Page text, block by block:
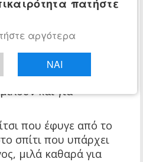
ημέρα το πρωί.
σε κάποιο γνωστό
ετών.
και θα πουν τι συνέβη.
έχει κακοποιηθεί.
και για
που έφυγε από το
σπίτι που υπάρχει
μιλά καθαρά για
πατήστε
αργότερα
ΝΑΙ